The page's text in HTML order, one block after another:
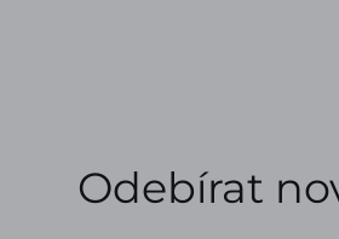
Odebírat